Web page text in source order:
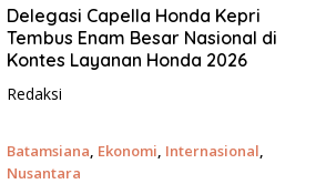
21:27 WIB
Delegasi Capella Honda Kepri
Tembus Enam Besar Nasional di
Kontes Layanan Honda 2026
Redaksi
Batamsiana Ekonomi Internasional
Nusantara